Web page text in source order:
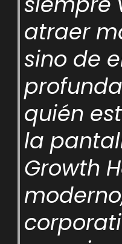
atraer
sino de
quién
la
Growth